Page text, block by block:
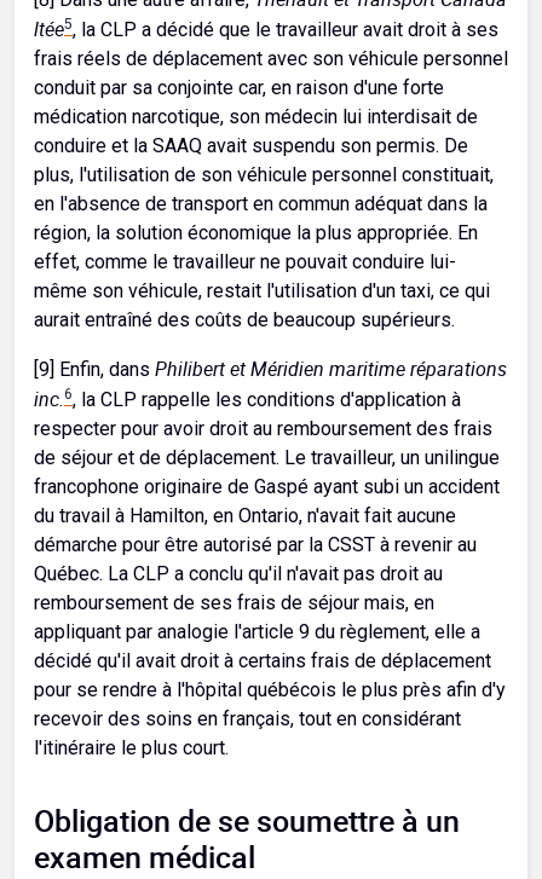
ltée5, la CLP a décidé que le travailleur avait droit à ses
frais réels de déplacement avec son véhicule personnel
conduit par sa conjointe car, en raison d'une forte
médication narcotique, son médecin lui interdisait de
conduire et la SAAQ avait suspendu son permis. De
plus, l'utilisation de son véhicule personnel constituait,
en l'absence de transport en commun adéquat dans la
région, la solution économique la plus appropriée. En
effet, comme le travailleur ne pouvait conduire lui-
même son véhicule, restait l'utilisation d'un taxi, ce qui
aurait entraîné des coûts de beaucoup supérieurs.
[9] Enfin, dans Philibert et Méridien maritime réparations
inc.6, la CLP rappelle les conditions d'application à
respecter pour avoir droit au remboursement des frais
de séjour et de déplacement. Le travailleur, un unilingue
francophone originaire de Gaspé ayant subi un accident
du travail à Hamilton, en Ontario, n'avait fait aucune
démarche pour être autorisé par la CSST à revenir au
Québec. La CLP a conclu qu'il n'avait pas droit au
remboursement de ses frais de séjour mais, en
appliquant par analogie l'article 9 du règlement, elle a
décidé qu'il avait droit à certains frais de déplacement
pour se rendre à l'hôpital québécois le plus près afin d'y
recevoir des soins en français, tout en considérant
l'itinéraire le plus court.
Obligation de se soumettre à un
examen médical